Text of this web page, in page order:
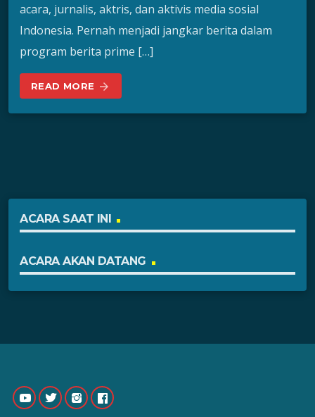
acara, jurnalis, aktris, dan aktivis media sosial
Indonesia. Pernah menjadi jangkar berita dalam
program berita prime […]
READ MORE arrow_forward
ACARA SAAT INI
ACARA AKAN DATANG